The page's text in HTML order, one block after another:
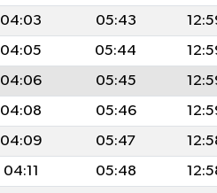
04:03 05:43
04:05 05:44
04:06 05:45
04:08 05:46
04:09 05:47
04:11 05:48